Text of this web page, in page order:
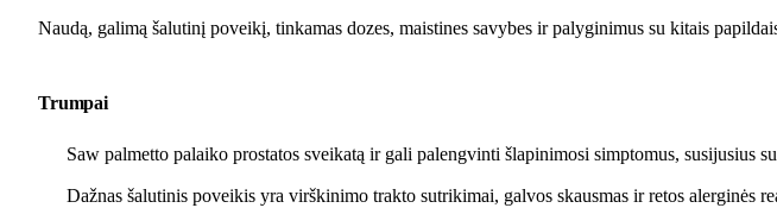
Naudą, galimą šalutinį poveikį, tinkamas dozes, maistines savybes ir palyginimus su kitais
Trumpai
Saw palmetto palaiko prostatos sveikatą ir gali palengvinti šlapinimosi simptomus, susijusius
Dažnas šalutinis poveikis yra virškinimo trakto sutrikimai, galvos skausmas ir retos alerginės